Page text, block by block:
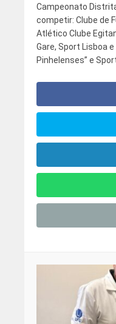
Campeonato
competir: Clube de
Atlético Clube
Gare, Sport Lisboa e
Pinhelenses” e